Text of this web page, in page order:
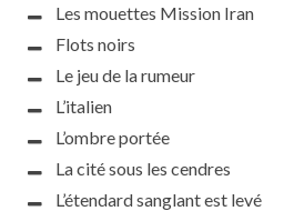
Les mouettes Mission Iran
Flots noirs
Le jeu de la rumeur
L’italien
L’ombre portée
La cité sous les cendres
L’étendard sanglant est levé